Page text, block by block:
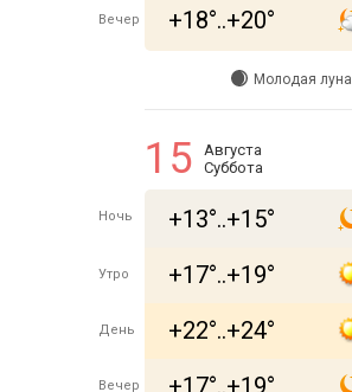
Вечер +18°..+20°
Молодая луна
15
Августа
Суббота
Ночь +13°..+15°
Утро +17°..+19°
День +22°..+24°
Вечер +17°..+19°